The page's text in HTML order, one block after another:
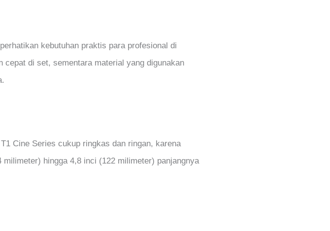
kebutuhan praktis para profesional di
cepat di set, sementara material yang digunakan
Cine Series cukup ringkas dan ringan, karena
hingga 4,8 inci (122 milimeter) panjangnya